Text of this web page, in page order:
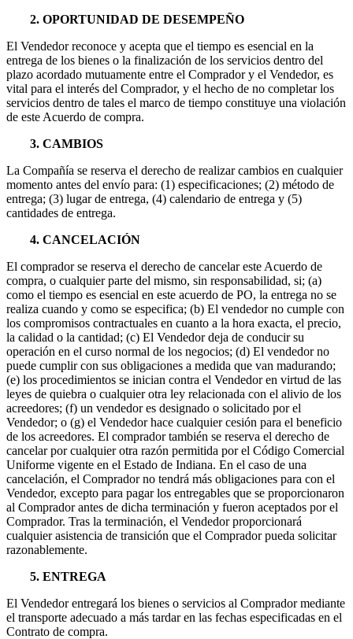
2. OPORTUNIDAD DE DESEMPEÑO
El Vendedor reconoce y acepta que el tiempo es esencial en la
entrega de los bienes o la finalización de los servicios dentro del
plazo acordado mutuamente entre el Comprador y el Vendedor, es
vital para el interés del Comprador, y el hecho de no completar los
servicios dentro de tales el marco de tiempo constituye una violación
de este Acuerdo de compra.
3. CAMBIOS
La Compañía se reserva el derecho de realizar cambios en cualquier
momento antes del envío para: (1) especificaciones; (2) método de
entrega; (3) lugar de entrega, (4) calendario de entrega y (5)
cantidades de entrega.
4. CANCELACIÓN
El comprador se reserva el derecho de cancelar este Acuerdo de
compra, o cualquier parte del mismo, sin responsabilidad, si; (a)
como el tiempo es esencial en este acuerdo de PO, la entrega no se
realiza cuando y como se especifica; (b) El vendedor no cumple con
los compromisos contractuales en cuanto a la hora exacta, el precio,
la calidad o la cantidad; (c) El Vendedor deja de conducir su
operación en el curso normal de los negocios; (d) El vendedor no
puede cumplir con sus obligaciones a medida que van madurando;
(e) los procedimientos se inician contra el Vendedor en virtud de las
leyes de quiebra o cualquier otra ley relacionada con el alivio de los
acreedores; (f) un vendedor es designado o solicitado por el
Vendedor; o (g) el Vendedor hace cualquier cesión para el beneficio
de los acreedores. El comprador también se reserva el derecho de
cancelar por cualquier otra razón permitida por el Código Comercial
Uniforme vigente en el Estado de Indiana. En el caso de una
cancelación, el Comprador no tendrá más obligaciones para con el
Vendedor, excepto para pagar los entregables que se proporcionaron
al Comprador antes de dicha terminación y fueron aceptados por el
Comprador. Tras la terminación, el Vendedor proporcionará
cualquier asistencia de transición que el Comprador pueda solicitar
razonablemente.
5. ENTREGA
El Vendedor entregará los bienes o servicios al Comprador mediante
el transporte adecuado a más tardar en las fechas especificadas en el
Contrato de compra.